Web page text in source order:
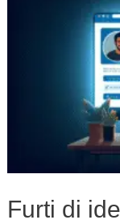
Furti di